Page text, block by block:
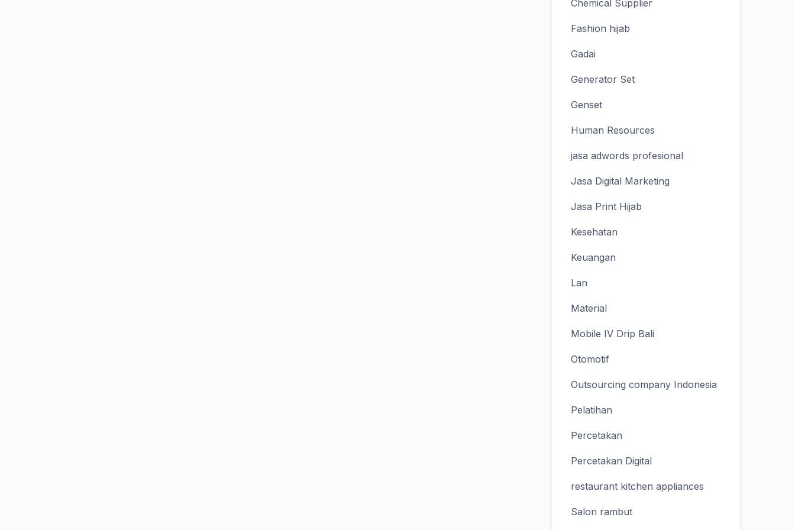
Chemical Supplier
Fashion hijab
Gadai
Generator Set
Genset
Human Resources
jasa adwords profesional
Jasa Digital Marketing
Jasa Print Hijab
Kesehatan
Keuangan
Lan
Material
Mobile IV Drip Bali
Otomotif
Outsourcing company Indonesia
Pelatihan
Percetakan
Percetakan Digital
restaurant kitchen appliances
Salon rambut